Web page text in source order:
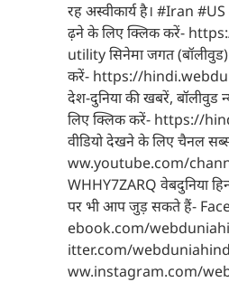
रह अस्वीकार्य है। #Iran
ढ़ने के लिए क्लिक करें-
utility सिनेमा जगत
करें- https://
देश-दुनिया की खबरें, बॉलीवुड
लिए क्लिक करें- https://
वीडियो देखने के लिए चैनल
ww.youtube.com/
WHHY7ZARQ वेबदुनिया
पर भी आप जुड़ सकते हैं-
ebook.com/
itter.com/
ww.instagram.com/